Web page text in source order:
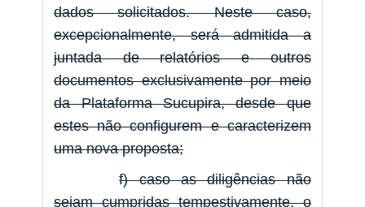
dados solicitados. Neste caso,
excepcionalmente, será admitida a
juntada de relatórios e outros
documentos exclusivamente por meio
da Plataforma Sucupira, desde que
estes não configurem e caracterizem
uma nova proposta;
f) caso as diligências não
sejam cumpridas tempestivamente, o